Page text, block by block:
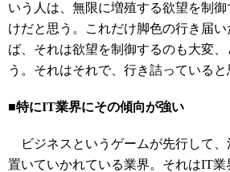
いう人は、無限に増殖する欲望を制
けだと思う。これだけ脚色の行き届
ば、それは欲望を制御するのも大変
う。それはそれで、行き詰っていると
■特にIT業界にその傾向が強い
ビジネスというゲームが先行して、
置いていかれている業界。それはIT業